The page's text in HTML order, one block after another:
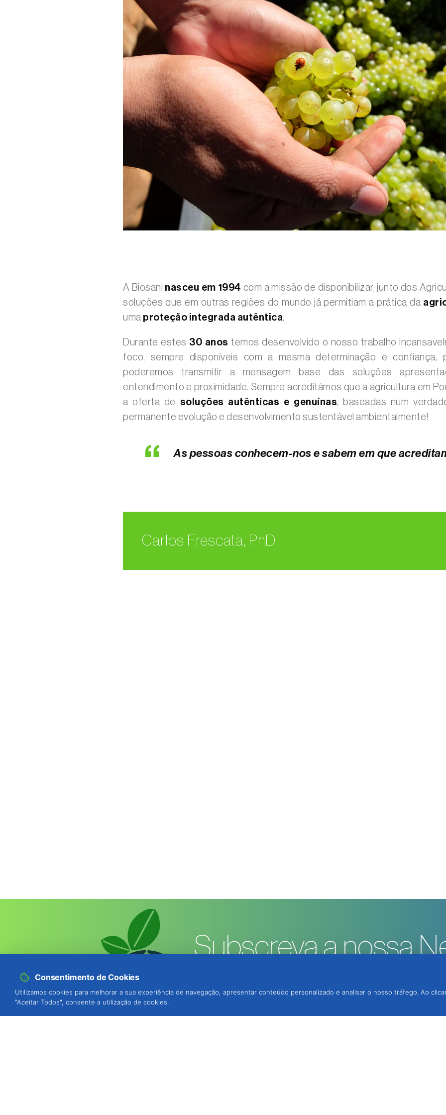
A Biosani nasceu em 1994 com a missão de disponibilizar, junto dos
soluções que em outras regiões do mundo já permitiam a prática da
uma proteção integrada autêntica.
Durante estes 30 anos temos desenvolvido o nosso trabalho
foco, sempre disponíveis com a mesma determinação e confiança,
poderemos transmitir a mensagem base das soluções
entendimento e proximidade. Sempre acreditámos que a agricultura em
a oferta de soluções autênticas e genuínas, baseadas num
permanente evolução e desenvolvimento sustentável ambientalmente!
As pessoas conhecem-nos e sabem em que
Carlos Frescata, PhD
Subscreva a nossa
Consentimento de Cookies
Utilizamos cookies para melhorar a sua experiência de navegação, apresentar conteúdo personalizado e analisar o nosso tráfego. Ao
"Aceitar Todos", consente a utilização de cookies.